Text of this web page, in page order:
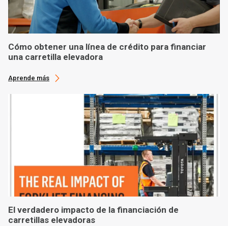
Cómo obtener una línea de crédito para financiar
una carretilla elevadora
Aprende más
El verdadero impacto de la financiación de
carretillas elevadoras